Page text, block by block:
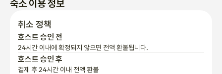
취소 정책
24시간 이내에 확정되지 않으면 전액 환불됩니다.
호스트 승인 후
결제 후 24시간 이내 전액 환불
그 이후에는 입주일을 기준으로 부분 환불이 적용됩니다.
(Enko 서비스 수수료는 환불되지 않습니다)